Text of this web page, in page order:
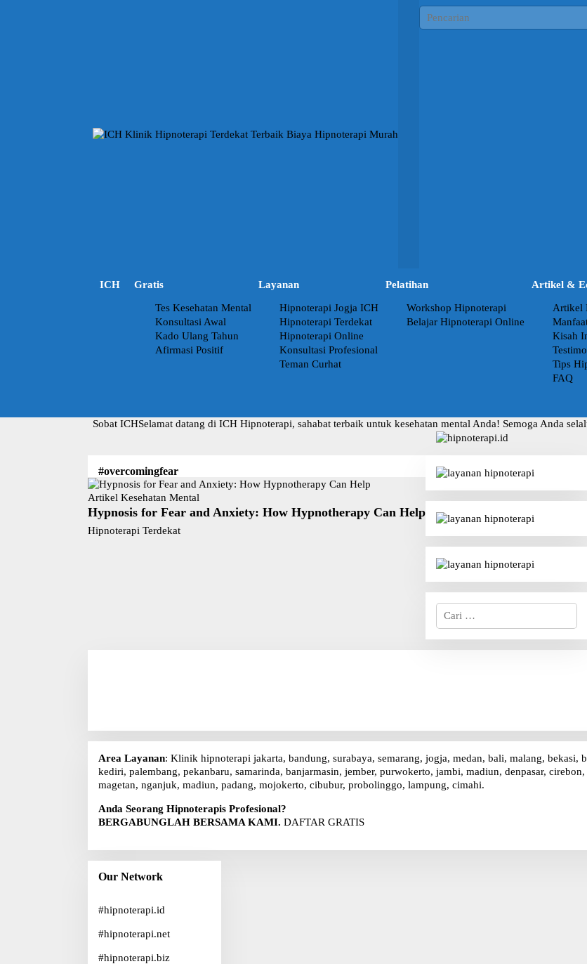
ICH Gratis
Tes Kesehatan Mental
Konsultasi Awal
Kado Ulang Tahun
Afirmasi Positif
Layanan
Hipnoterapi Jogja ICH
Hipnoterapi Terdekat
Hipnoterapi Online
Konsultasi Profesional
Teman Curhat
Pelatihan
Workshop Hipnoterapi
Belajar Hipnoterapi Online
Artikel &
Artikel
Kisah
Tips
FAQ
Sobat ICHSelamat datang di ICH Hipnoterapi, sahabat terbaik untuk kesehatan mental Anda! Semoga Anda
#overcomingfear
Artikel Kesehatan Mental
Hypnosis for Fear and Anxiety: How Hypnotherapy Can Help
Hipnoterapi Terdekat
Cari
untuk:
Area Layanan: Klinik hipnoterapi jakarta, bandung, surabaya, semarang, jogja, medan, bali, malang, bekasi,
kediri, palembang, pekanbaru, samarinda, banjarmasin, jember, purwokerto, jambi, madiun, denpasar,
magetan, nganjuk, madiun, padang, mojokerto, cibubur, probolinggo, lampung, cimahi.
Anda Seorang Hipnoterapis Profesional?
BERGABUNGLAH BERSAMA KAMI. DAFTAR GRATIS
Our Network
#hipnoterapi.id
#hipnoterapi.net
#hipnoterapi.biz